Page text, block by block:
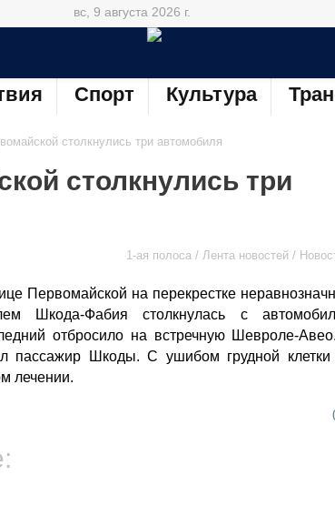
вс, 9 августа 2026 г.
Спорт Культура
столкнулись три автомобиля
столкнулись три
1-ая полоса / Лента новостей /
Первомайской на перекрестке
Шкода-Фабия столкнулась с
отбросило на встречную Шевроле-
пассажир Шкоды. С ушибом грудной
лечении.